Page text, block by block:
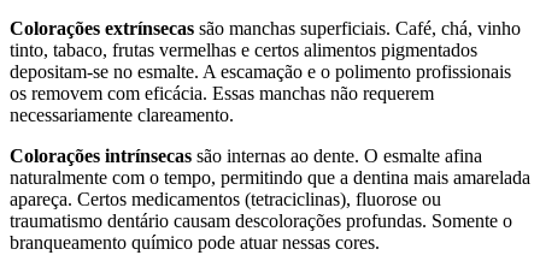
Colorações extrínsecas são manchas superficiais. Café, chá, vinho
tinto, tabaco, frutas vermelhas e certos alimentos pigmentados
depositam-se no esmalte. A escamação e o polimento profissionais
os removem com eficácia. Essas manchas não requerem
necessariamente clareamento.
Colorações intrínsecas são internas ao dente. O esmalte afina
naturalmente com o tempo, permitindo que a dentina mais amarelada
apareça. Certos medicamentos (tetraciclinas), fluorose ou
traumatismo dentário causam descolorações profundas. Somente o
branqueamento químico pode atuar nessas cores.